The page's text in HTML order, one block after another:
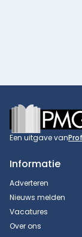
Footer
Een uitgave van
Informatie
Adverteren
Nieuws melden
Vacatures
Over ons